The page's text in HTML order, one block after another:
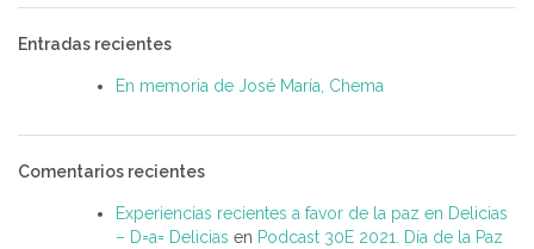
Entradas recientes
En memoria de José María, Chema
Comentarios recientes
Experiencias recientes a favor de la paz en Delicias
– D=a= Delicias en Podcast 30E 2021. Día de la Paz